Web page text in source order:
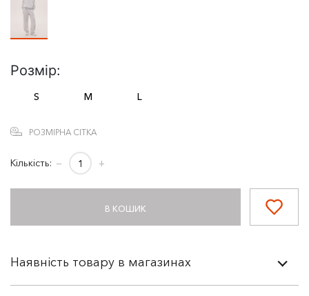
Розмір:
S M L
РОЗМІРНА СІТКА
Кількість: − +
В КОШИК
Наявність товару в магазинах